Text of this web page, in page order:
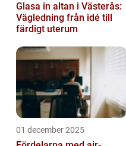
Glasa in altan i Västerås:
Vägledning från idé till
färdigt uterum
01 december 2025